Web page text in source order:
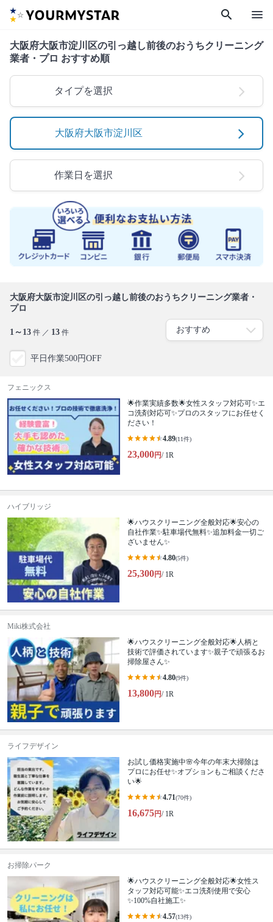
search menu
大阪府大阪市淀川区の引っ越し前後のおうちクリーニング
業者・プロ おすすめ順
タイプを選択
大阪府大阪市淀川区
作業日を選択
大阪府大阪市淀川区の引っ越し前後のおうちクリーニング業者・
プロ
1～13 件 ／ 13 件
平日作業500円OFF
フェニックス
🌟作業実績多数🌟女性スタッフ対応可✨エ
コ洗剤対応可✨プロのスタッフにお任せく
ださい！
4.89(11件)
23,000円/ 1R
ハイブリッジ
🌟ハウスクリーニング全般対応🌟安心の
自社作業✨️駐車場代無料✨️追加料金一切ご
ざいません✨
4.80(5件)
25,300円/ 1R
Miki株式会社
🌟ハウスクリーニング全般対応🌟人柄と
技術で評価されています✨親子で頑張るお
掃除屋さん✨
4.80(9件)
13,800円/ 1R
ライフデザイン
お試し価格実施中🌸今年の年末大掃除は
プロにお任せ✨オプションもご相談くださ
い🌟
4.71(70件)
16,675円/ 1R
お掃除パーク
🌟ハウスクリーニング全般対応🌟女性ス
タッフ対応可能✨エコ洗剤使用で安心
✨100%自社施工✨
4.57(13件)